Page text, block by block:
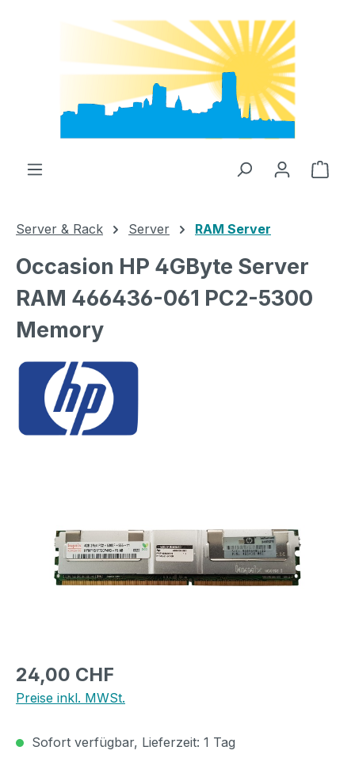
Zum Hauptinhalt springen
Server & Rack Server RAM Server
Occasion HP 4GByte Server
RAM 466436-061 PC2-5300
Memory
Regulärer Preis:
24,00 CHF
Preise inkl. MWSt.
Sofort verfügbar, Lieferzeit: 1 Tag